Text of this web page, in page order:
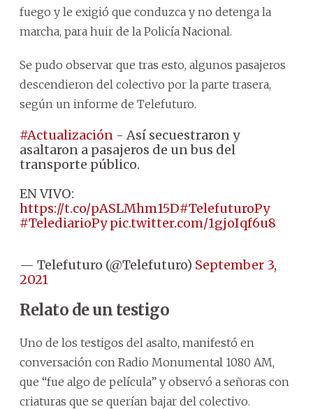
fuego y le exigió que conduzca y no detenga la
marcha, para huir de la Policía Nacional.
Se pudo observar que tras esto, algunos pasajeros
descendieron del colectivo por la parte trasera,
según un informe de Telefuturo.
#Actualización - Así secuestraron y
asaltaron a pasajeros de un bus del
transporte público.
EN VIVO:
https://t.co/pASLMhm15D#TelefuturoPy
#TelediarioPy pic.twitter.com/1gjoIqf6u8
— Telefuturo (@Telefuturo) September 3,
2021
Relato de un testigo
Uno de los testigos del asalto, manifestó en
conversación con Radio Monumental 1080 AM,
que “fue algo de película” y observó a señoras con
criaturas que se querían bajar del colectivo.